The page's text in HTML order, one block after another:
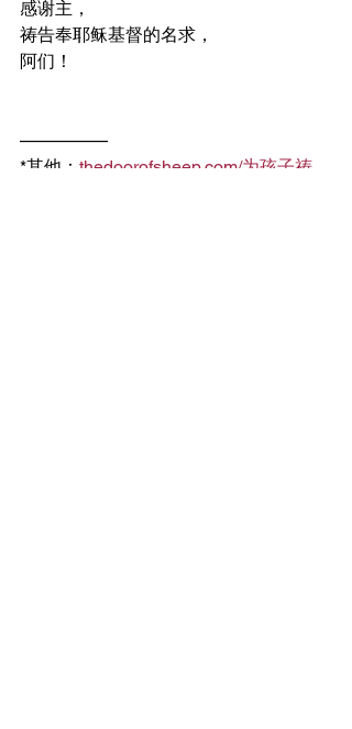
感谢主，
祷告奉耶稣基督的名求，
阿们！
—————
*其他： thedoorofsheep.com/为孩子祷